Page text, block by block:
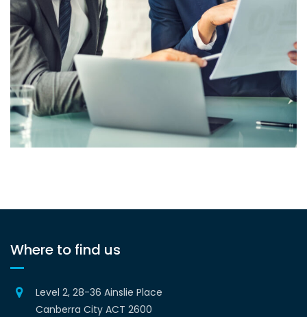
Where to find us
Level 2, 28-36 Ainslie Place
Canberra City ACT 2600